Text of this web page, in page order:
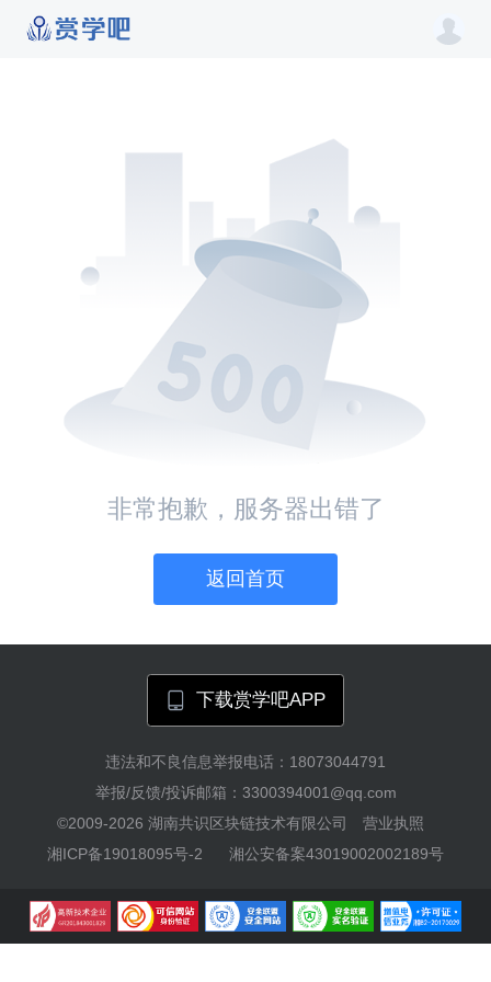
非常抱歉，服务器出错了
返回首页
下载赏学吧APP
违法和不良信息举报电话：18073044791
举报/反馈/投诉邮箱：3300394001@qq.com
©2009-2026 湖南共识区块链技术有限公司
营业执照
湘ICP备19018095号-2
湘公安备案43019002002189号